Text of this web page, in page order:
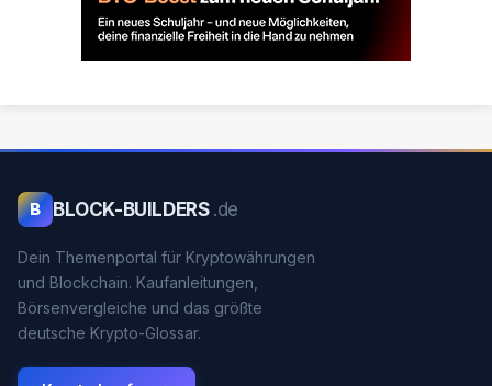
B BLOCK-BUILDERS .de
Dein Themenportal für Kryptowährungen
und Blockchain. Kaufanleitungen,
Börsenvergleiche und das größte
deutsche Krypto-Glossar.